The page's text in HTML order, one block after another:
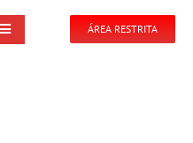
ÁREA RESTRITA